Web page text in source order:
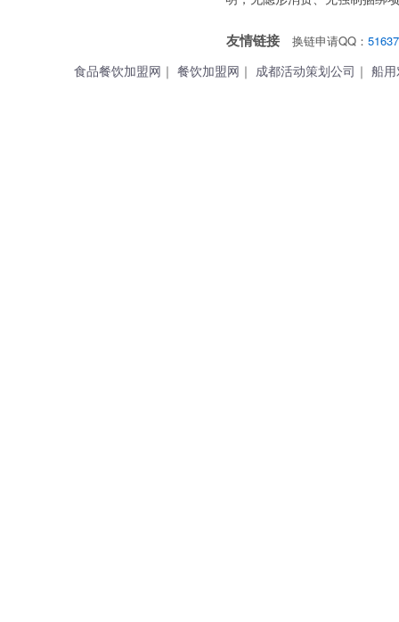
友情链接 换链申请QQ：
食品餐饮加盟网 ｜ 餐饮加盟网 ｜ 成都活动策划公司 ｜ 船